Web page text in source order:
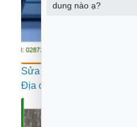
Sửa Laptop Tiệm sửa
Địa chỉ uy tín
dung nào ạ?